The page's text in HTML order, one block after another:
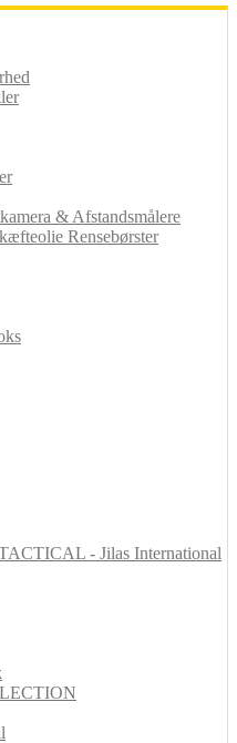
& Afstandsmålere
Rensebørster
- Jilas International